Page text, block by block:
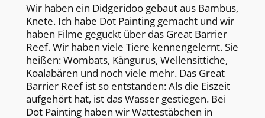
Wir haben ein Didgeridoo gebaut aus Bambus,
Knete. Ich habe Dot Painting gemacht und wir
haben Filme geguckt über das Great Barrier
Reef. Wir haben viele Tiere kennengelernt. Sie
heißen: Wombats, Kängurus, Wellensittiche,
Koalabären und noch viele mehr. Das Great
Barrier Reef ist so entstanden: Als die Eiszeit
aufgehört hat, ist das Wasser gestiegen. Bei
Dot Painting haben wir Wattestäbchen in